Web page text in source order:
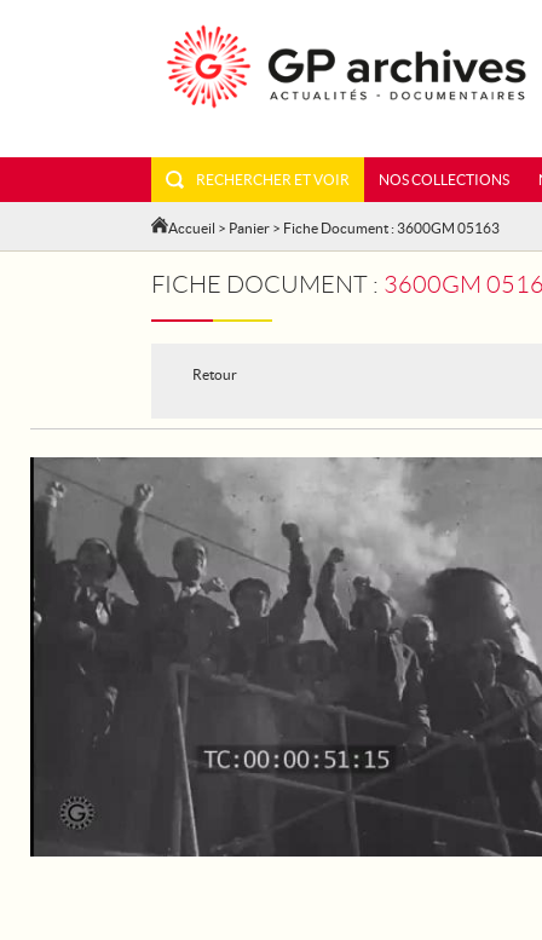
RECHERCHER ET VOIR NOS COLLECTIONS
Accueil > Panier > Fiche Document : 3600GM 05163
FICHE DOCUMENT : 3600GM
Retour